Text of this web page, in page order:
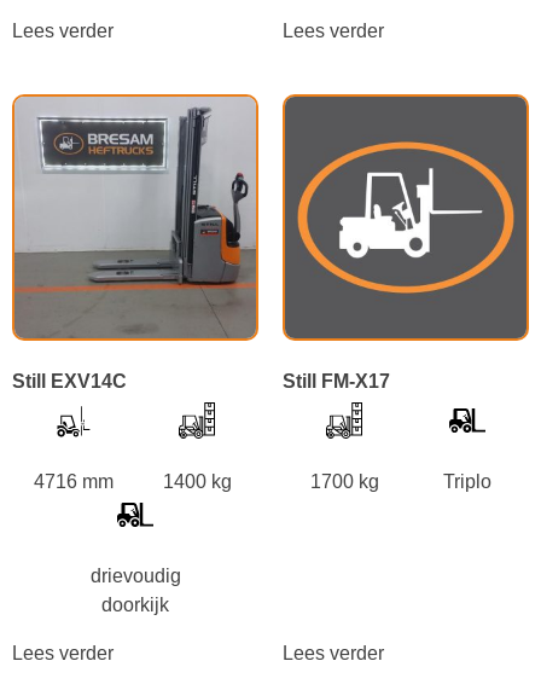
Lees verder Lees verder
Still EXV14C
4716 mm 1400 kg
drievoudig
doorkijk
Lees verder
Still FM-X17
1700 kg Triplo
Lees verder